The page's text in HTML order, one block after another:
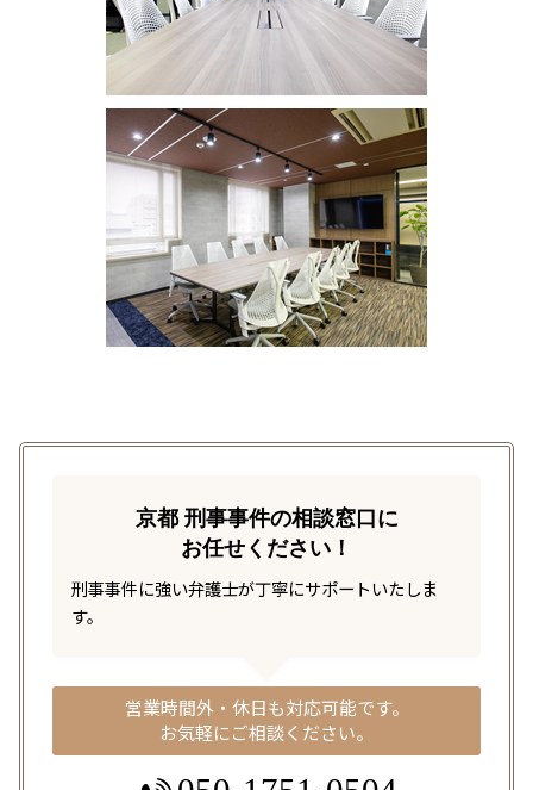
京都 刑事事件の相談窓口に
お任せください！
刑事事件に強い弁護士が丁寧にサポートいたしま
す。
営業時間外・休日も対応可能です。
お気軽にご相談ください。